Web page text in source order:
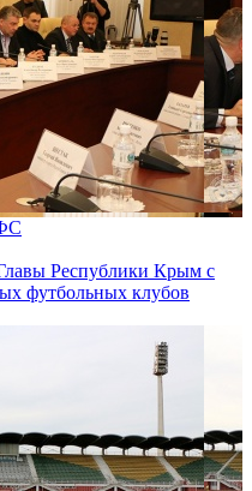
Республики Крым с
футбольных клубов